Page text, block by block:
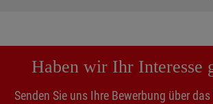
Haben wir Ihr Interesse
Senden Sie uns Ihre Bewerbung über